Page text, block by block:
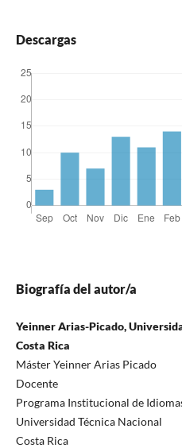
Descargas
Biografía del autor/a
Yeinner Arias-Picado,
Costa Rica
Máster Yeinner Arias Picado
Docente
Programa Institucional de
Universidad Técnica Nacional
Costa Rica